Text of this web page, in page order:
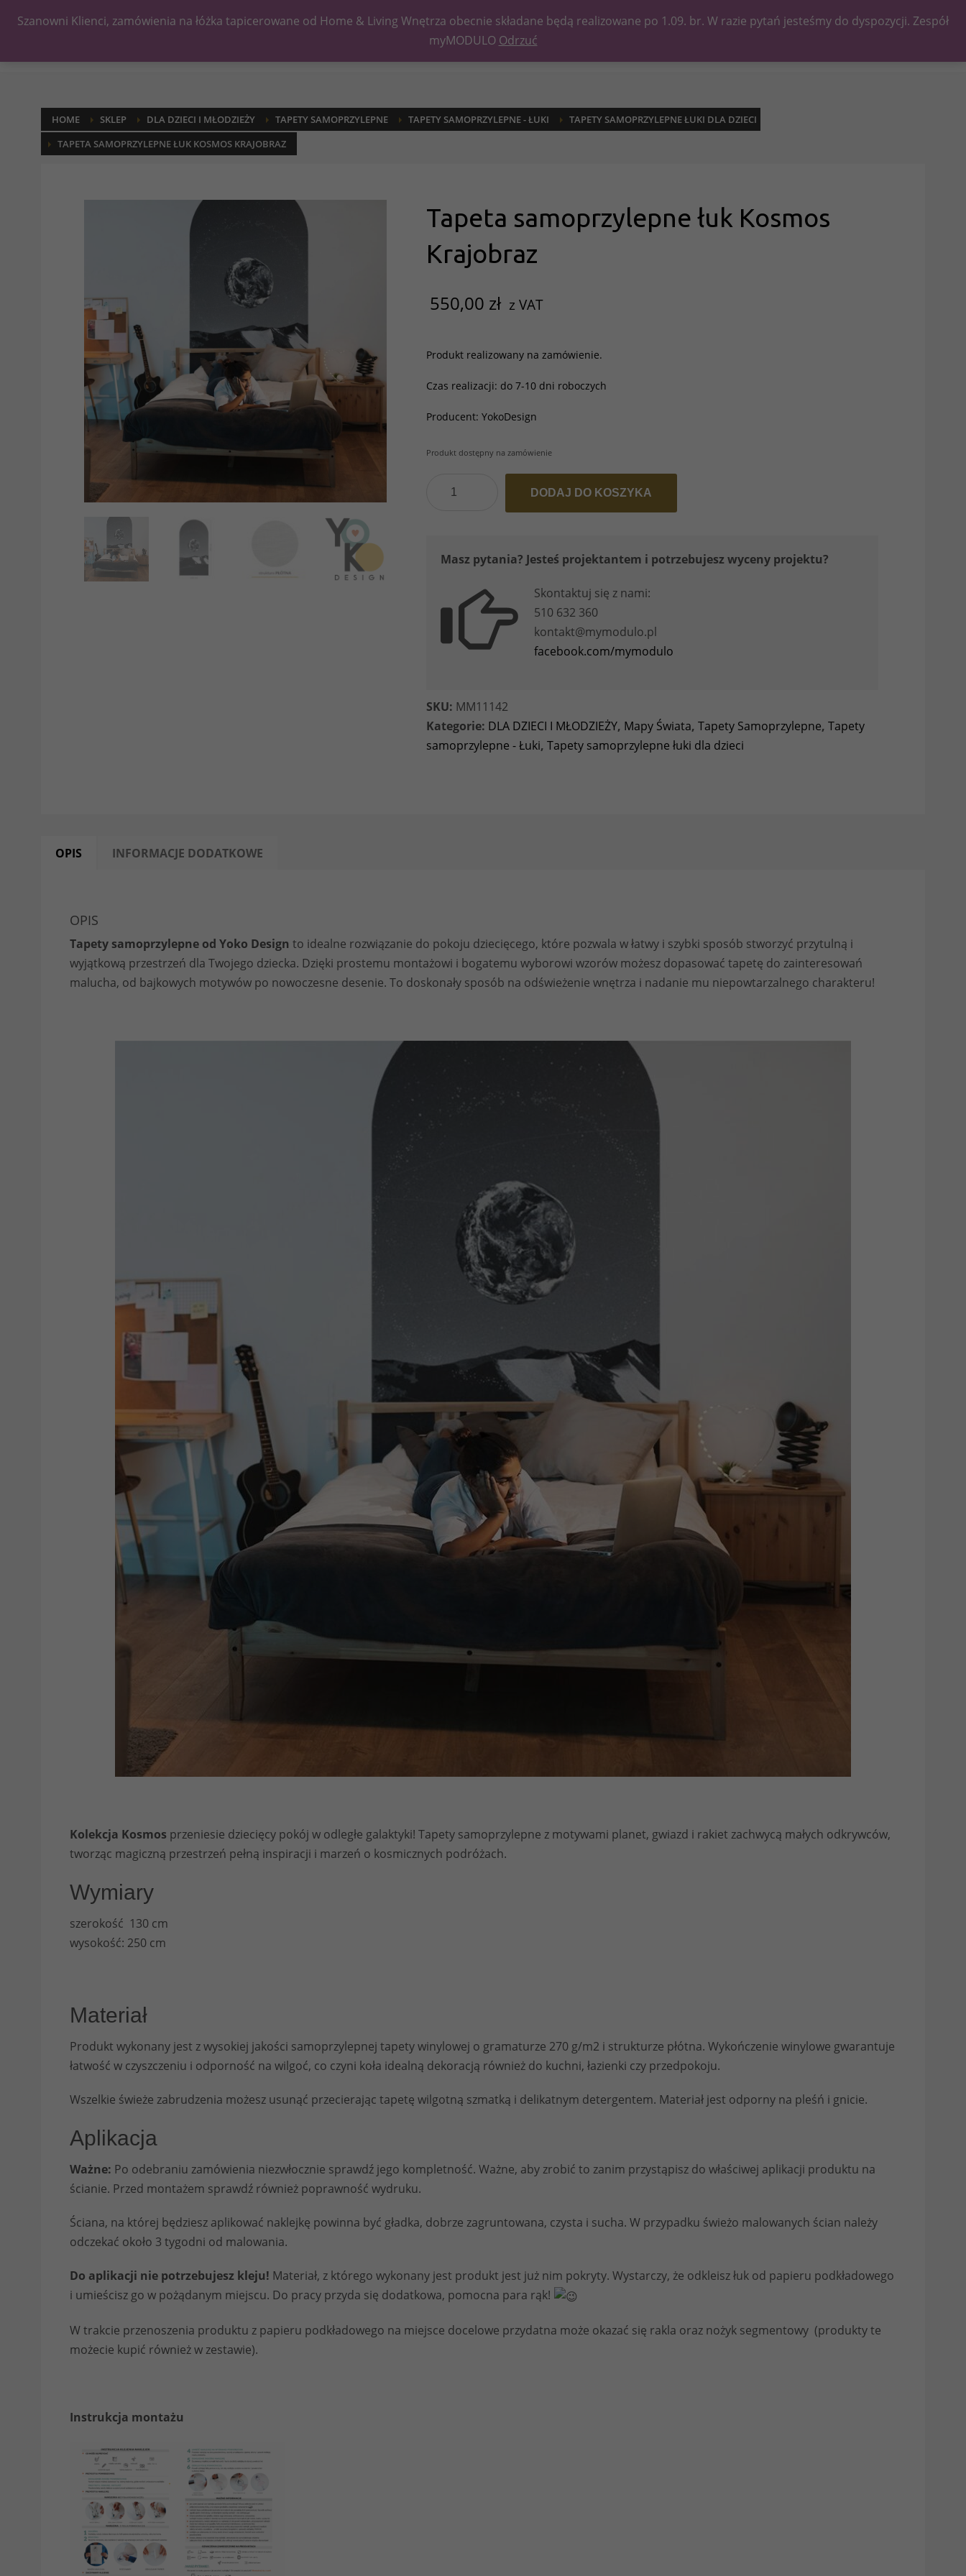
HOME SKLEP DLA DZIECI I MŁODZIEŻY TAPETY SAMOPRZYLEPNE TAPETY SAMOPRZYLEPNE - ŁUKI
TAPETY SAMOPRZYLEPNE ŁUKI DLA DZIECI
TAPETA SAMOPRZYLEPNE ŁUK KOSMOS KRAJOBRAZ
Tapeta samoprzylepne łuk Kosmos
Krajobraz
550,00 zł z VAT
Produkt realizowany na zamówienie.
Czas realizacji: do 7-10 dni roboczych
Producent: YokoDesign
Produkt dostępny na zamówienie
Kosmos
DODAJ DO KOSZYKA
Masz pytania? Jesteś projektantem i potrzebujesz wyceny projektu?
Skontaktuj się z nami:
510 632 360
kontakt@mymodulo.pl
facebook.com/mymodulo
SKU: MM11142
Kategorie: DLA DZIECI I MŁODZIEŻY, Mapy Świata, Tapety Samoprzylepne, Tapety
samoprzylepne - Łuki, Tapety samoprzylepne łuki dla dzieci
OPIS INFORMACJE DODATKOWE
OPIS
Tapety samoprzylepne od Yoko Design to idealne rozwiązanie do pokoju dziecięcego, które pozwala w łatwy i szybki sposób stworzyć przytulną i
wyjątkową przestrzeń dla Twojego dziecka. Dzięki prostemu montażowi i bogatemu wyborowi wzorów możesz dopasować tapetę do zainteresowań
malucha, od bajkowych motywów po nowoczesne desenie. To doskonały sposób na odświeżenie wnętrza i nadanie mu niepowtarzalnego charakteru!
Kolekcja Kosmos przeniesie dziecięcy pokój w odległe galaktyki! Tapety samoprzylepne z motywami planet, gwiazd i rakiet zachwycą małych odkrywców,
tworząc magiczną przestrzeń pełną inspiracji i marzeń o kosmicznych podróżach.
Wymiary
szerokość 130 cm
wysokość: 250 cm
Materiał
Produkt wykonany jest z wysokiej jakości samoprzylepnej tapety winylowej o gramaturze 270 g/m2 i strukturze płótna. Wykończenie winylowe gwarantuje
łatwość w czyszczeniu i odporność na wilgoć, co czyni koła idealną dekoracją również do kuchni, łazienki czy przedpokoju.
Wszelkie świeże zabrudzenia możesz usunąć przecierając tapetę wilgotną szmatką i delikatnym detergentem. Materiał jest odporny na pleśń i gnicie.
Aplikacja
Ważne: Po odebraniu zamówienia niezwłocznie sprawdź jego kompletność. Ważne, aby zrobić to zanim przystąpisz do właściwej aplikacji produktu na
ścianie. Przed montażem sprawdź również poprawność wydruku.
Ściana, na której będziesz aplikować naklejkę powinna być gładka, dobrze zagruntowana, czysta i sucha. W przypadku świeżo malowanych ścian należy
odczekać około 3 tygodni od malowania.
Do aplikacji nie potrzebujesz kleju! Materiał, z którego wykonany jest produkt jest już nim pokryty. Wystarczy, że odkleisz łuk od papieru podkładowego
i umieścisz go w pożądanym miejscu. Do pracy przyda się dodatkowa, pomocna para rąk!
W trakcie przenoszenia produktu z papieru podkładowego na miejsce docelowe przydatna może okazać się rakla oraz nożyk segmentowy (produkty te
możecie kupić również w zestawie).
Instrukcja montażu
Wymagane
Te pliki cookie
opcjonalne. Są
strony
Statystyka
funkcjonalność
i strukturę
internetowej,
Szanowni Klienci, zamówienia na łóżka tapicerowane od Home & Living Wnętrza obecnie składane będą realizowane po 1.09. br. W razie pytań jesteśmy do dyspozycji. Zespół
myMODULO Odrzuć